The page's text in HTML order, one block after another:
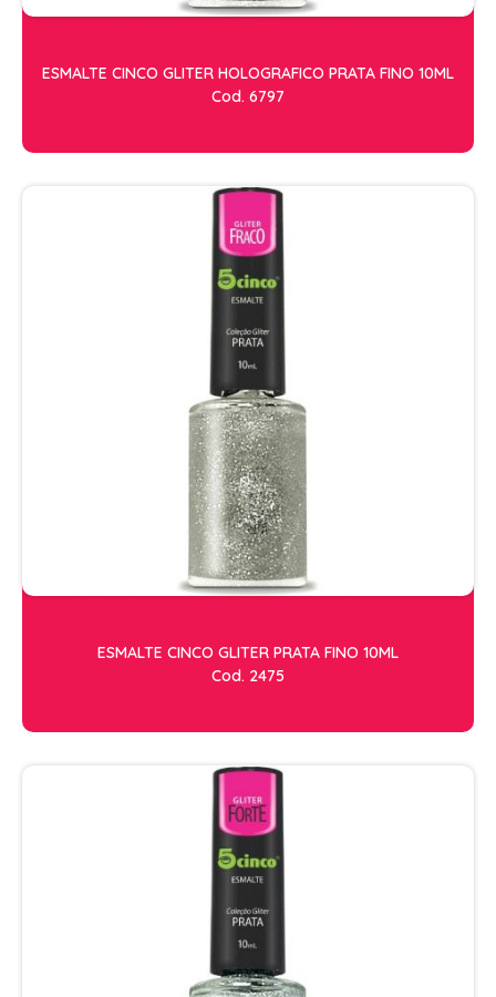
ESMALTE CINCO GLITER HOLOGRAFICO PRATA FINO 10ML
Cod. 6797
ESMALTE CINCO GLITER PRATA FINO 10ML
Cod. 2475